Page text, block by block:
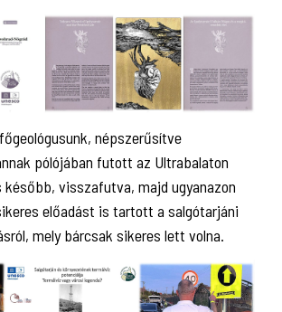
népszerűsítve
pólójában futott az Ultrabalaton
később, visszafutva, majd ugyanazon
előadást is tartott a salgótarjáni
mely bárcsak sikeres lett volna.